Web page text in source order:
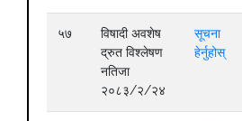
५७
विषादी अवशेष
द्रुत विश्लेषण
नतिजा
२०८३/२/२४
सूचना
हेर्नुहोस्